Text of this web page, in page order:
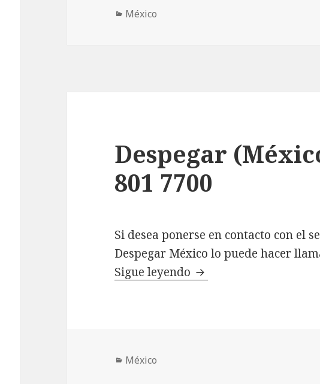
Categorías
México
Despegar
801 7700
Si desea ponerse en contacto con el
Despegar México lo puede hacer
Sigue leyendo Despegar (México):
Categorías
México